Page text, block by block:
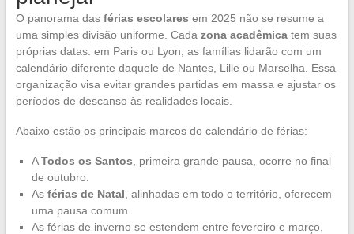
O panorama das férias escolares em 2025 não se resume a
uma simples divisão uniforme. Cada zona acadêmicatem suas
próprias datas: em Paris ou Lyon, as famílias lidarão com um
calendário diferente daquele de Nantes, Lille ou Marselha. Essa
organização visa evitar grandes partidas em massa e ajustar os
períodos de descanso às realidades locais.
Abaixo estão os principais marcos do calendário de férias:
ATodos os Santos , primeira grande pausa, ocorre no final
de outubro.
As férias de Natal , alinhadas em todo o território, oferecem
uma pausa comum.
As férias de inverno se estendem entre fevereiro e março,